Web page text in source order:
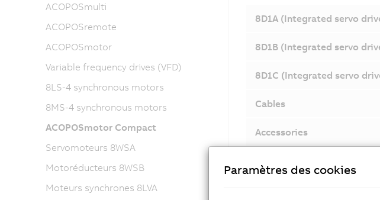
8D1A (Integrated servo
8D1B (Integrated servo
8D1C (Integrated servo
Cables
Accessories
ACOPOSmulti
ACOPOSremote
ACOPOSmotor
Variable frequency drives (VFD)
8LS-4 synchronous motors
8MS-4 synchronous motors
ACOPOSmotor Compact
Servomoteurs 8WSA
Motoréducteurs 8WSB
Moteurs synchrones 8LVA
Paramètres des cookies